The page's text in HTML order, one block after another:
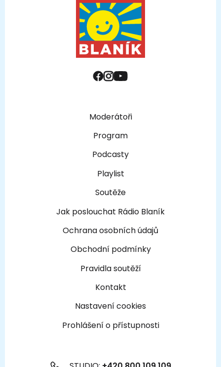
Moderátoři
Program
Podcasty
Playlist
Soutěže
Jak poslouchat Rádio Blaník
Ochrana osobních údajů
Obchodní podmínky
Pravidla soutěží
Kontakt
Nastavení cookies
Prohlášení o přístupnosti